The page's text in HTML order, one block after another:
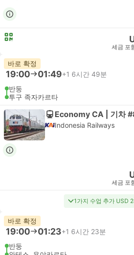
세금 포
바로 확정
19:00 01:49+1 6시간 49분
반둥
투구 족자카르타
Economy CA | 기차
Indonesia Railways
세금 포
1가지 수업 추가 USD
바로 확정
19:00 01:23+1 6시간 23분
반둥